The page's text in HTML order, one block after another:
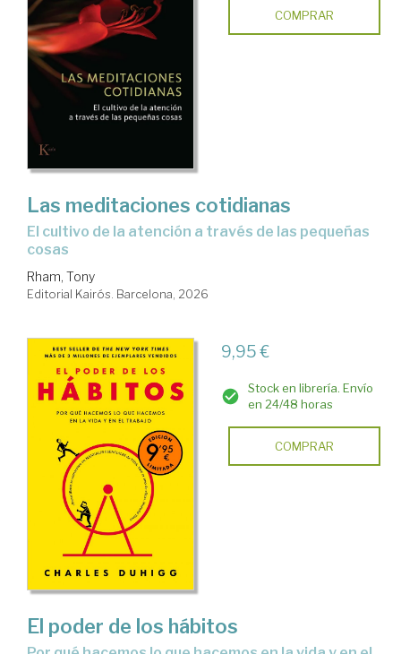
COMPRAR
Las meditaciones cotidianas
El cultivo de la atención a través de las pequeñas
cosas
Rham, Tony
Editorial Kairós. Barcelona, 2026
9,95 €
Stock en librería. Envío
en 24/48 horas
COMPRAR
El poder de los hábitos